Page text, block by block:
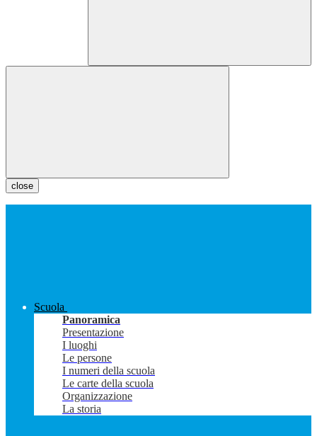
close
Scuola
Panoramica
Presentazione
I luoghi
Le persone
I numeri della scuola
Le carte della scuola
Organizzazione
La storia